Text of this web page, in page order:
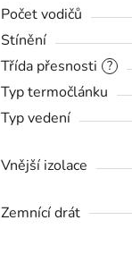
Počet vodičů
Stínění
?
Třída přesnosti
Typ termočlánku
Typ vedení
Vnější izolace
Zemnící drát